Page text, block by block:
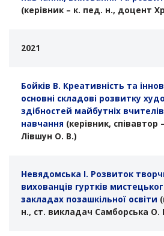
(керівник – к. пед. н., доцент
2021
Бойків В. Креативність та
основні складові розвитку
здібностей майбутніх
навчання (керівник,
Лівшун О. В.)
Невядомська І. Розвиток
вихованців гуртків
закладах позашкільної освіти
н., ст. викладач Самборська О.